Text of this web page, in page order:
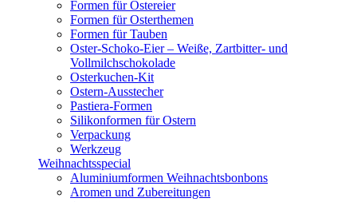
Formen für Ostereier
Formen für Osterthemen
Formen für Tauben
Oster-Schoko-Eier – Weiße, Zartbitter- und
Vollmilchschokolade
Osterkuchen-Kit
Ostern-Ausstecher
Pastiera-Formen
Silikonformen für Ostern
Verpackung
Werkzeug
Weihnachtsspecial
Aluminiumformen Weihnachtsbonbons
Aromen und Zubereitungen